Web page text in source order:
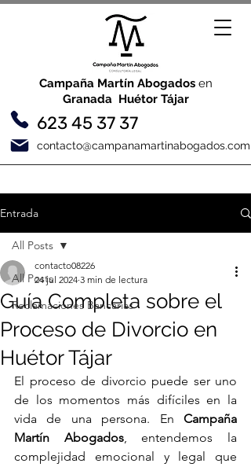
Campaña Martín Abogadosen
Granada Huétor Tájar
623 45 37 37
contacto@campanamartinabogados.com
Entrada
All Posts
Reclamaciones Bancarias
All Posts
Guía Completa sobre el
Proceso de Divorcio en
Huétor Tájar
contacto08226
24 jul 2024 3 min de lectura
El proceso de divorcio puede ser uno
de los momentos más difíciles en la
vida de una persona. En Campaña
Martín Abogados, entendemos la
complejidad emocional y legal que